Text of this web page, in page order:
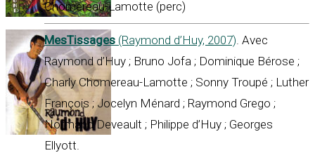
Chomereau-Lamotte (perc)
MesTissages (Raymond d’Huy, 2007). Avec
Raymond d’Huy ; Bruno Jofa ; Dominique Bérose ;
Charly Chomereau-Lamotte ; Sonny Troupé ; Luther
François ; Jocelyn Ménard ; Raymond Grego ;
Normand Deveault ; Philippe d’Huy ; Georges
Ellyott.